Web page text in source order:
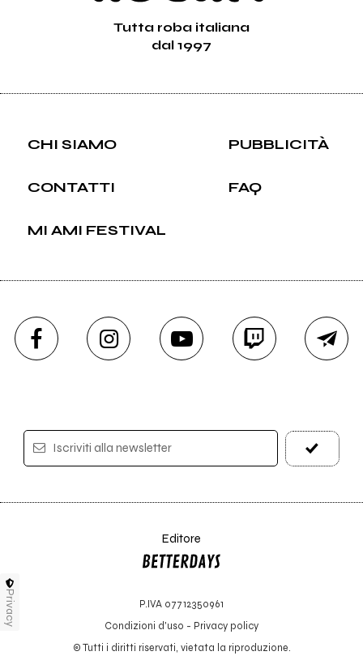
Tutta roba italiana
dal 1997
CHI SIAMO PUBBLICITÀ
CONTATTI FAQ
MI AMI FESTIVAL
Iscriviti alla newsletter
Editore
P.IVA 07712350961
Condizioni d'uso - Privacy policy
© Tutti i diritti riservati, vietata la riproduzione.
Privacy